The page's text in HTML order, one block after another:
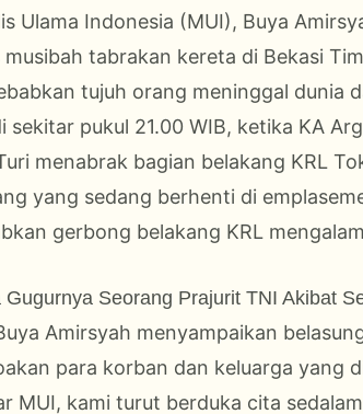
Ulama Indonesia (MUI), Buya
tabrakan kereta di Bekasi
tujuh orang meninggal dunia
sekitar pukul 21.00 WIB, ketika KA
menabrak bagian belakang KRL
yang sedang berhenti di
gerbong belakang KRL
Seorang Prajurit TNI Akibat
Amirsyah menyampaikan
para korban dan keluarga yang
MUI, kami turut berduka cita